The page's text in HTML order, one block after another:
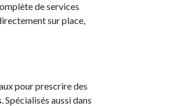
de services
sur place,
pour prescrire des
aussi dans